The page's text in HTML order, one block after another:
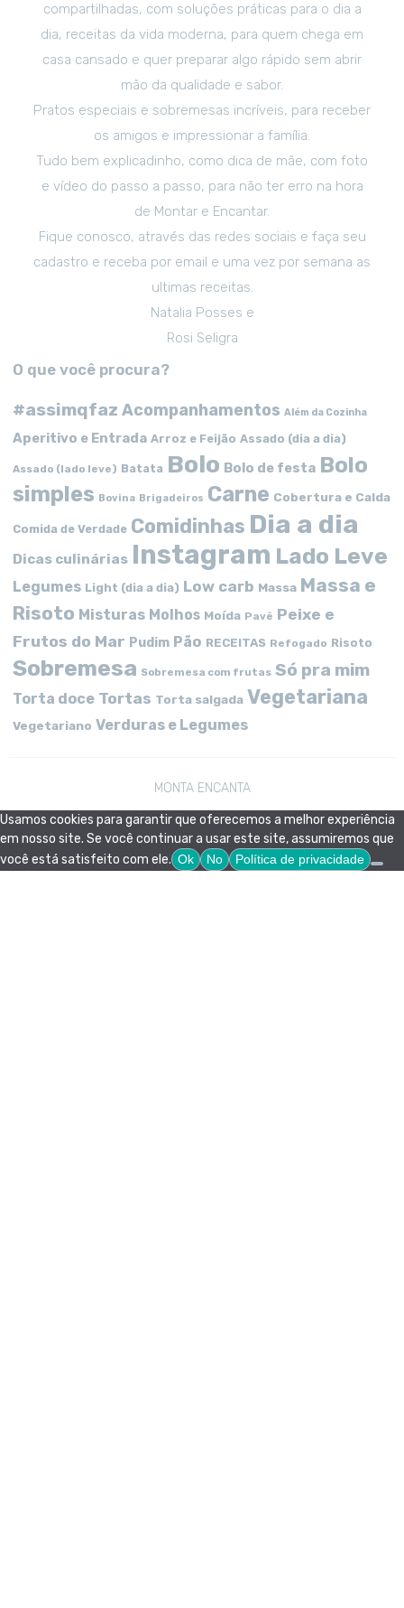
compartilhadas, com soluções práticas para o dia a
dia, receitas da vida moderna, para quem chega em
casa cansado e quer preparar algo rápido sem abrir
mão da qualidade e sabor.
Pratos especiais e sobremesas incríveis, para receber
os amigos e impressionar a família.
Tudo bem explicadinho, como dica de mãe, com foto
e vídeo do passo a passo, para não ter erro na hora
de Montar e Encantar.
Fique conosco, através das redes sociais e faça seu
cadastro e receba por email e uma vez por semana as
ultimas receitas.
Natalia Posses e
Rosi Seligra
O que você procura?
#assimqfaz Acompanhamentos Além da Cozinha
Aperitivo e Entrada Arroz e Feijão Assado (dia a dia)
Assado (lado leve) Batata Bolo Bolo de festa Bolo
simples Bovina Brigadeiros Carne Cobertura e Calda
Comida de Verdade Comidinhas Dia a dia
Dicas culinárias Instagram Lado Leve
Legumes Light (dia a dia) Low carb Massa Massa e
Risoto Misturas Molhos Moída Pavê Peixe e
Frutos do Mar Pudim Pão RECEITAS Refogado Risoto
Sobremesa Sobremesa com frutas Só pra mim
Torta doce Tortas Torta salgada Vegetariana
Vegetariano Verduras e Legumes
MONTA ENCANTA
Usamos cookies para garantir que oferecemos a melhor experiência
em nosso site. Se você continuar a usar este site, assumiremos que
você está satisfeito com ele. Ok No Política de privacidade